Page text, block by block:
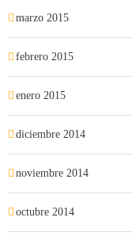
marzo 2015
febrero 2015
enero 2015
diciembre 2014
noviembre 2014
octubre 2014